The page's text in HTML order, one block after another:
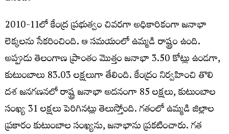
2010-11లో కేంద్ర ప్రభుత్వం చివరగా అధికారికంగా జనాభా
లెక్కలను సేకరించింది. ఆ సమయంలో ఉమ్మడి రాష్ట్రం ఉంది.
అప్పుడు తెలంగాణ ప్రాంతం మొత్తం జనాభా 3.50 కోట్లు ఉండగా,
కుటుంబాలు 83.03 లక్షలుగా తేలింది. కేంద్రం నిర్వహించి తొలి
దశ జనగణనలో రాష్ట్ర జనాభా అదనంగా 85 లక్షలు, కుటుంబాల
సంఖ్య 31 లక్షలు పెరిగినట్లు తెలుస్తోంది. గతంలో ఉమ్మడి జిల్లాల
ప్రకారం కుటుంబాల సంఖ్యను, జనాభాను ప్రకటించారు. గత